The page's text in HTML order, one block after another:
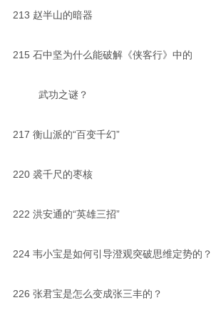
213 赵半山的暗器
215 石中坚为什么能破解《侠客行》中的
武功之谜？
217 衡山派的“百变千幻”
220 裘千尺的枣核
222 洪安通的“英雄三招”
224 韦小宝是如何引导澄观突破思维定势的？
226 张君宝是怎么变成张三丰的？